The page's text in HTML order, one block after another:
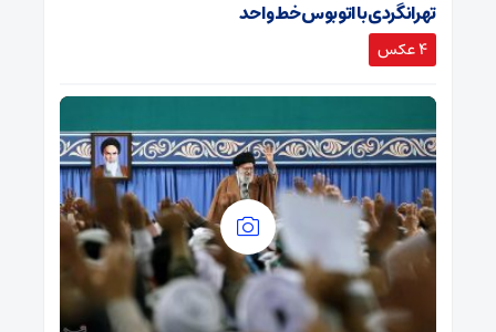
تهرانگردی با اتوبوس خط واحد
4 عکس